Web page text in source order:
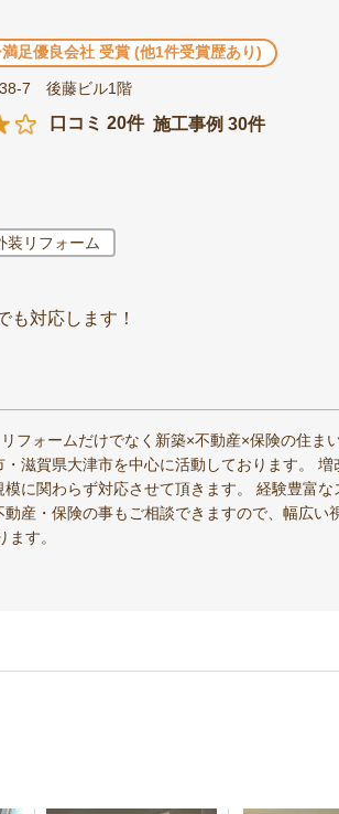
足優良会社 受賞 (他1件受賞歴あり)
7 後藤ビル1階
口コミ 20件 施工事例 30件
装リフォーム
も対応します！
フォームだけでなく新築×不動産×保険の住ま
滋賀県大津市を中心に活動しております。 増
に関わらず対応させて頂きます。 経験豊富な
産・保険の事もご相談できますので、幅広い
す。